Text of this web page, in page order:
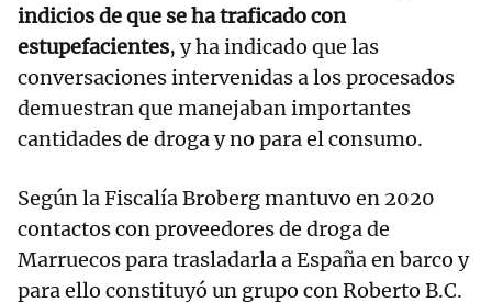
indicios de que se ha traficado con
estupefacientes, y ha indicado que las
conversaciones intervenidas a los procesados
demuestran que manejaban importantes
cantidades de droga y no para el consumo.
Según la Fiscalía Broberg mantuvo en 2020
contactos con proveedores de droga de
Marruecos para trasladarla a España en barco y
para ello constituyó un grupo con Roberto B.C.